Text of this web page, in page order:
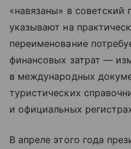
«навязаны» в советский
указывают на
переименование
финансовых затрат —
в международных
туристических
и официальных
В апреле этого года